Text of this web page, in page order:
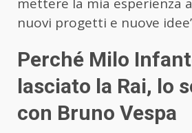
mettere la mia esperienza
nuovi progetti e nuove
Perché Milo
lasciato la Rai, lo
con Bruno Vespa